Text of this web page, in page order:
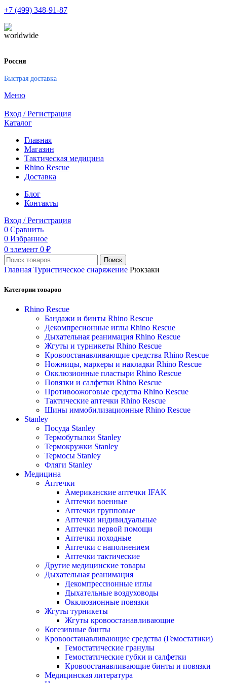
+7 (499) 348-91-87
Россия
Быстрая доставка
Меню
Вход / Регистрация
Каталог
Главная
Магазин
Тактическая медицина
Rhino Rescue
Доставка
Блог
Контакты
Вход / Регистрация
0 Сравнить
0 Избранное
0 элемент 0 ₽
Поиск
Главная Туристическое снаряжение Рюкзаки
Категории товаров
Rhino Rescue
Бандажи и бинты Rhino Rescue
Декомпресионные иглы Rhino Rescue
Дыхательная реанимация Rhino Rescue
Жгуты и турникеты Rhino Rescue
Кровоостанавливающие средства Rhino Rescue
Ножницы, маркеры и накладки Rhino Rescue
Окклюзионные пластыри Rhino Rescue
Повязки и салфетки Rhino Rescue
Противоожоговые средства Rhino Rescue
Тактические аптечки Rhino Rescue
Шины иммобилизационные Rhino Rescue
Stanley
Посуда Stanley
Термобутылки Stanley
Термокружки Stanley
Термосы Stanley
Фляги Stanley
Медицина
Аптечки
Американские аптечки IFAK
Аптечки военные
Аптечки групповые
Аптечки индивидуальные
Аптечки первой помощи
Аптечки походные
Аптечки с наполнением
Аптечки тактические
Другие медицинские товары
Дыхательная реанимация
Декомпрессионные иглы
Дыхательные воздуховоды
Окклюзионные повязки
Жгуты турникеты
Жгуты кровоостанавливающие
Когезивные бинты
Кровоостанавливающие средства (Гемостатики)
Гемостатические гранулы
Гемостатические губки и салфетки
Кровоостанавливающие бинты и повязки
Медицинская литература